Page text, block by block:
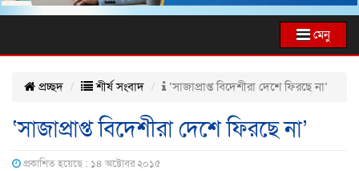
মেনু
প্রচ্ছদ শীর্ষ সংবাদ ‘সাজাপ্রাপ্ত বিদেশীরা দেশে ফিরছে না’
‘সাজাপ্রাপ্ত বিদেশীরা দেশে ফিরছে না’
প্রকাশিত হয়েছে : ১৪ অক্টোবর ২০১৫